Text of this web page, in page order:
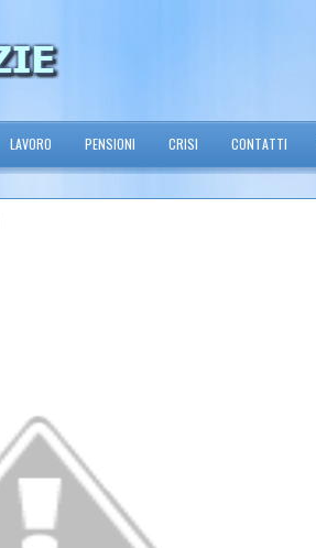
LAVORO PENSIONI CRISI CONTATTI